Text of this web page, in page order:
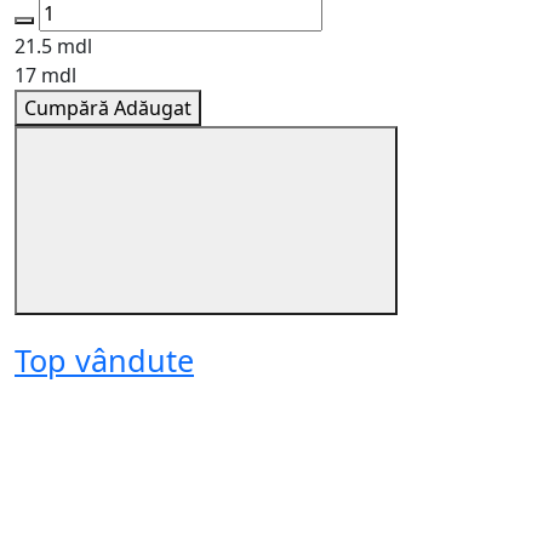
21.5 mdl
17 mdl
Cumpără Adăugat
Top vândute